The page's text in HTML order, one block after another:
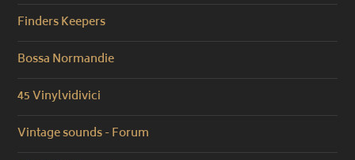
Finders Keepers
Bossa Normandie
45 Vinylvidivici
Vintage sounds - Forum